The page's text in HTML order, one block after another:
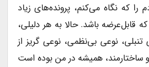
که نگاه می‌کنم، پرونده‌های زیاد
قابل‌عرضه باشد. حالا به هر دلیلی،
نوعی بی‌نظمی، نوعی گریز از
و ساختارمند، همیشه در من بوده است